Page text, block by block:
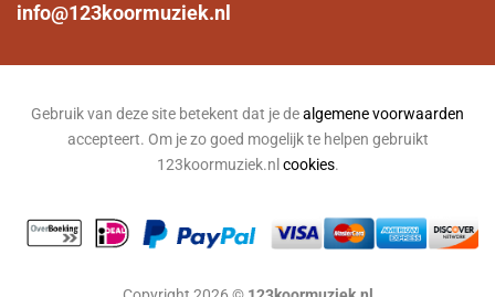
info@123koormuziek.nl
Gebruik van deze site betekent dat je dealgemene voorwaarden
accepteert. Om je zo goed mogelijk te helpen gebruikt
123koormuziek.nl cookies.